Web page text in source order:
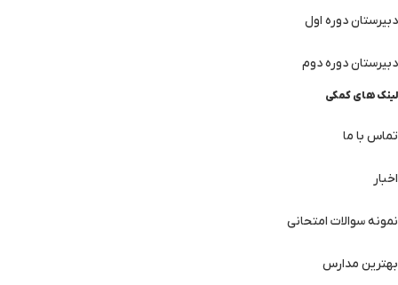
دبیرستان دوره اول
دبیرستان دوره دوم
لینک های کمکی
تماس با ما
اخبار
نمونه سوالات امتحانی
بهترین مدارس